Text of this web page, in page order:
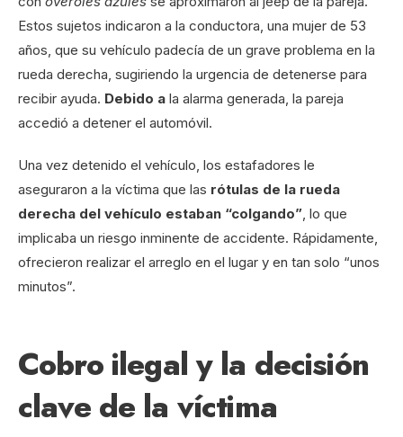
Estos sujetos indicaron a la conductora, una mujer de 53
años, que su vehículo padecía de un grave problema en la
rueda derecha, sugiriendo la urgencia de detenerse para
recibir ayuda. Debido a la alarma generada, la pareja
accedió a detener el automóvil.
Una vez detenido el vehículo, los estafadores le
aseguraron a la víctima que las rótulas de la rueda
derecha del vehículo estaban “colgando”, lo que
implicaba un riesgo inminente de accidente. Rápidamente,
ofrecieron realizar el arreglo en el lugar y en tan solo “unos
minutos”.
Cobro ilegal y la decisión
clave de la víctima